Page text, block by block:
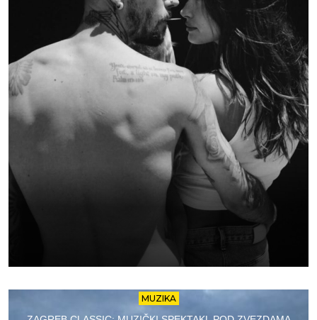
MUZIKA